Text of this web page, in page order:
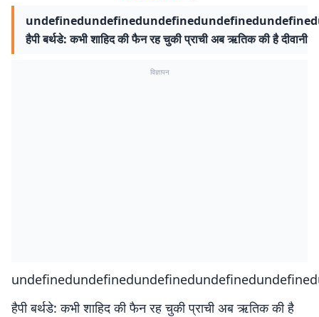
हैपी बर्थडे: कभी शाहिद की फैन रह चुकी प्राची अब ऋतिक की है दीवानी
विज्ञापन
हैपी बर्थडे: कभी शाहिद की फैन रह चुकी प्राची अब ऋतिक की है